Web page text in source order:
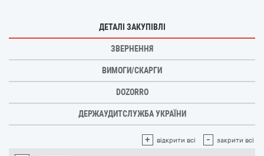
ДЕТАЛІ ЗАКУПІВЛІ
ЗВЕРНЕННЯ
ВИМОГИ/СКАРГИ
DOZORRO
ДЕРЖАУДИТСЛУЖБА УКРАЇНИ
+ відкрити всі - закрити всі